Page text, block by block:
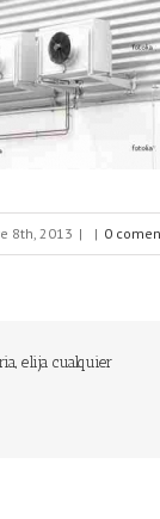
8th, 2013 | | 0
elija cualquier